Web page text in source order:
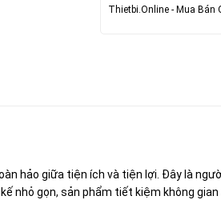
Thietbi.Online - Mua Bán
hảo giữa tiện ích và tiện lợi. Đây là
nhỏ gọn, sản phẩm tiết kiệm không